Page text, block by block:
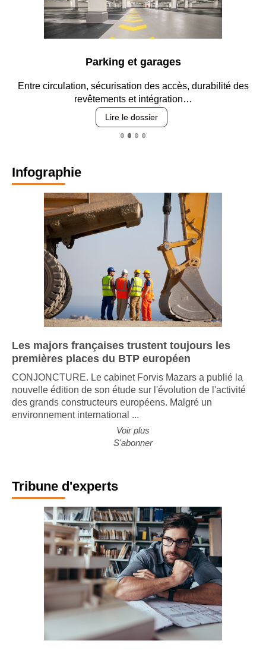
Parking et garages
Entre circulation, sécurisation des accès, durabilité des
revêtements et intégration…
Lire le dossier
Infographie
Les majors françaises trustent toujours les
premières places du BTP européen
CONJONCTURE. Le cabinet Forvis Mazars a publié la
nouvelle édition de son étude sur l'évolution de l'activité
des grands constructeurs européens. Malgré un
environnement international ...
Voir plus
S'abonner
Tribune d'experts